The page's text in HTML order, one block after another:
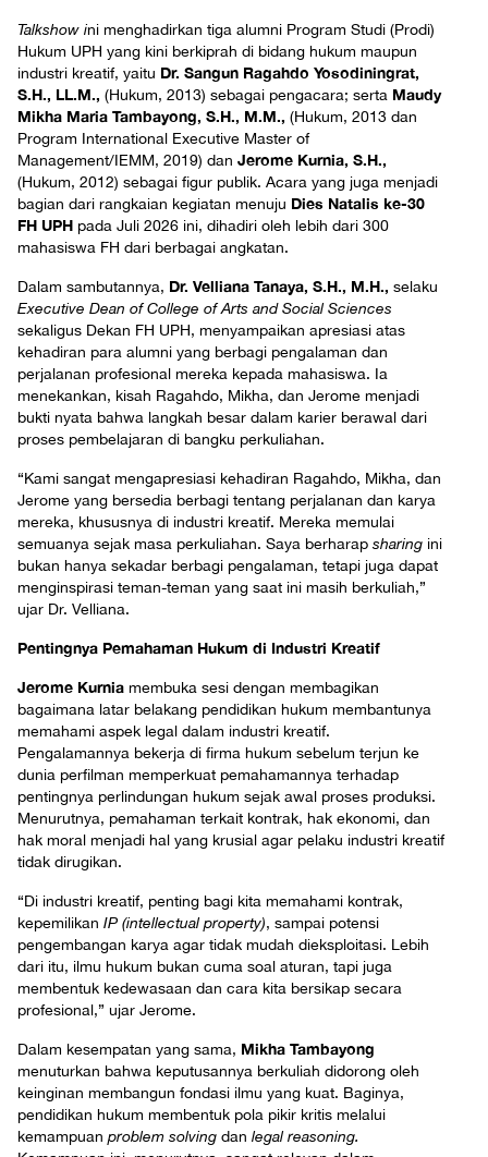
Talkshow ini menghadirkan tiga alumni Program Studi (Prodi)
Hukum UPH yang kini berkiprah di bidang hukum maupun
industri kreatif, yaitu Dr. Sangun Ragahdo Yosodiningrat,
S.H., LL.M., (Hukum, 2013) sebagai pengacara; serta Maudy
Mikha Maria Tambayong, S.H., M.M., (Hukum, 2013 dan
Program International Executive Master of
Management/IEMM, 2019) dan Jerome Kurnia, S.H.,
(Hukum, 2012) sebagai figur publik. Acara yang juga menjadi
bagian dari rangkaian kegiatan menuju Dies Natalis ke-30
FH UPH pada Juli 2026 ini, dihadiri oleh lebih dari 300
mahasiswa FH dari berbagai angkatan.
Dalam sambutannya, Dr. Velliana Tanaya, S.H., M.H., selaku
Executive Dean of College of Arts and Social Sciences
sekaligus Dekan FH UPH, menyampaikan apresiasi atas
kehadiran para alumni yang berbagi pengalaman dan
perjalanan profesional mereka kepada mahasiswa. Ia
menekankan, kisah Ragahdo, Mikha, dan Jerome menjadi
bukti nyata bahwa langkah besar dalam karier berawal dari
proses pembelajaran di bangku perkuliahan.
“Kami sangat mengapresiasi kehadiran Ragahdo, Mikha, dan
Jerome yang bersedia berbagi tentang perjalanan dan karya
mereka, khususnya di industri kreatif. Mereka memulai
semuanya sejak masa perkuliahan. Saya berharap sharing ini
bukan hanya sekadar berbagi pengalaman, tetapi juga dapat
menginspirasi teman-teman yang saat ini masih berkuliah,”
ujar Dr. Velliana.
Pentingnya Pemahaman Hukum di Industri Kreatif
Jerome Kurnia membuka sesi dengan membagikan
bagaimana latar belakang pendidikan hukum membantunya
memahami aspek legal dalam industri kreatif.
Pengalamannya bekerja di firma hukum sebelum terjun ke
dunia perfilman memperkuat pemahamannya terhadap
pentingnya perlindungan hukum sejak awal proses produksi.
Menurutnya, pemahaman terkait kontrak, hak ekonomi, dan
hak moral menjadi hal yang krusial agar pelaku industri kreatif
tidak dirugikan.
“Di industri kreatif, penting bagi kita memahami kontrak,
kepemilikan IP (intellectual property), sampai potensi
pengembangan karya agar tidak mudah dieksploitasi. Lebih
dari itu, ilmu hukum bukan cuma soal aturan, tapi juga
membentuk kedewasaan dan cara kita bersikap secara
profesional,” ujar Jerome.
Dalam kesempatan yang sama, Mikha Tambayong
menuturkan bahwa keputusannya berkuliah didorong oleh
keinginan membangun fondasi ilmu yang kuat. Baginya,
pendidikan hukum membentuk pola pikir kritis melalui
kemampuan problem solving dan legal reasoning.